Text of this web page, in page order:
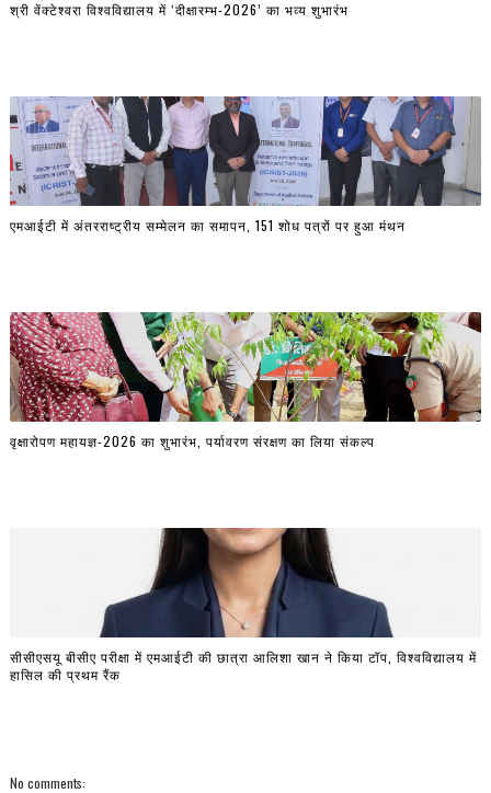
श्री वेंक्टेश्वरा विश्वविद्यालय में ‘दीक्षारम्भ-2026’ का भव्य शुभारंभ
एमआईटी में अंतरराष्ट्रीय सम्मेलन का समापन, 151 शोध पत्रों पर हुआ मंथन
वृक्षारोपण महायज्ञ-2026 का शुभारंभ, पर्यावरण संरक्षण का लिया संकल्प
सीसीएसयू बीसीए परीक्षा में एमआईटी की छात्रा आलिशा खान ने किया टॉप, विश्वविद्यालय में
हासिल की प्रथम रैंक
No comments: